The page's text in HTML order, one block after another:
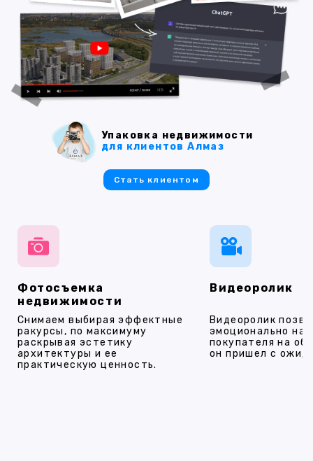
Фотосъемка
недвижимости
Снимаем выбирая эффектные
ракурсы, по максимуму
раскрывая эстетику
архитектуры и ее
практическую ценность.
Видеоролик
Видеоролик
эмоционально
покупателя на
он пришел с
Упаковка недвижимости
для клиентов Алмаз
Стать клиентом